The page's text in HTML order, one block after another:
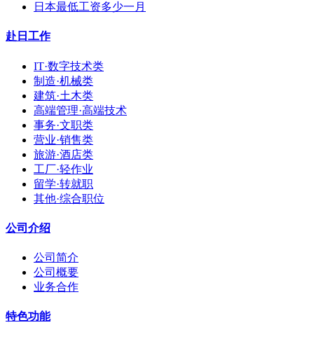
日本最低工资多少一月
赴日工作
IT·数字技术类
制造·机械类
建筑·土木类
高端管理·高端技术
事务·文职类
营业·销售类
旅游·酒店类
工厂·轻作业
留学·转就职
其他·综合职位
公司介绍
公司简介
公司概要
业务合作
特色功能